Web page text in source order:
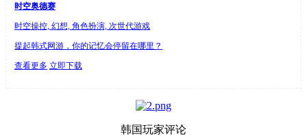
时空奥德赛
时空操控, 幻想, 角色扮演, 次世代游戏
提起韩式网游，你的记忆会停留在哪里？
查看更多 立即下载
韩国玩家评论